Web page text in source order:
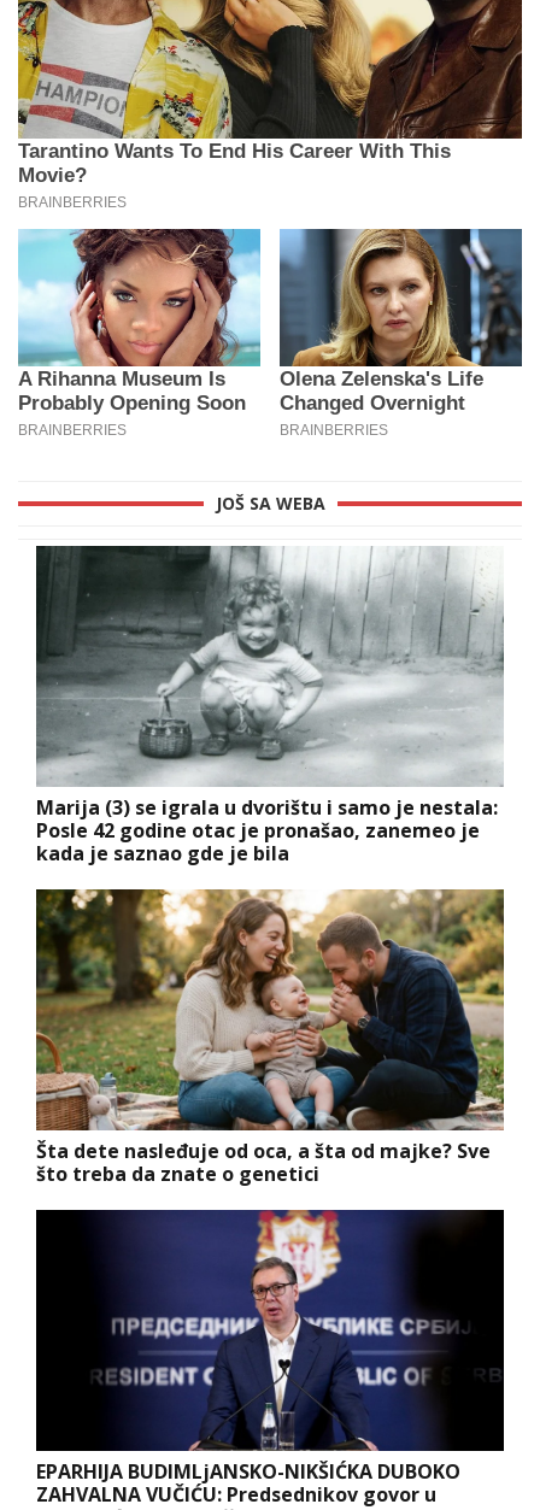
JOŠ SA WEBA
Marija (3) se igrala u dvorištu i samo je nestala:
Posle 42 godine otac je pronašao, zanemeo je
kada je saznao gde je bila
Šta dete nasleđuje od oca, a šta od majke? Sve
što treba da znate o genetici
EPARHIJA BUDIMLjANSKO-NIKŠIĆKA DUBOKO
ZAHVALNA VUČIĆU: Predsednikov govor u